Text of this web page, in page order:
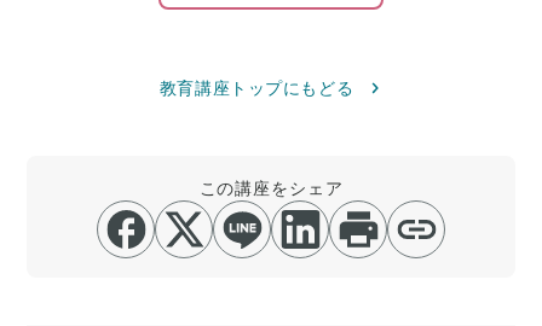
教育講座トップにもどる
この講座をシェア